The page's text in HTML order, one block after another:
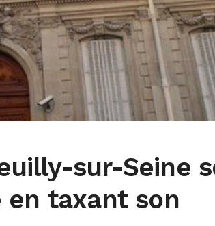
sur-Seine
en taxant son